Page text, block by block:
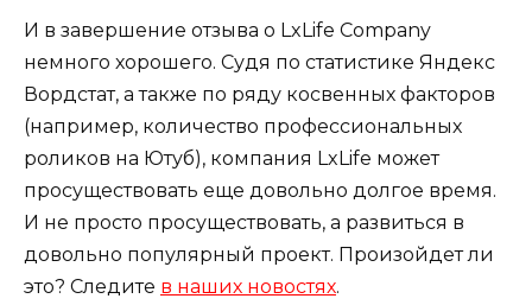
И в завершение отзыва о LxLife Company
немного хорошего. Судя по статистике Яндекс
Вордстат, а также по ряду косвенных факторов
(например, количество профессиональных
роликов на Ютуб), компания LxLife может
просуществовать еще довольно долгое время.
И не просто просуществовать, а развиться в
довольно популярный проект. Произойдет ли
это? Следите в наших новостях.